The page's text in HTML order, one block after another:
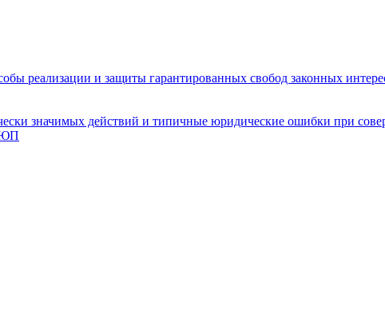
реализации и защиты гарантированных свобод законных
значимых действий и типичные юридические ошибки при